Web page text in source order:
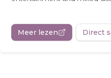
Meer lezen Direct